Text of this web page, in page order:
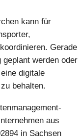
kann für
Gerade
werden oder
digitale
behalten.
aus
in Sachsen